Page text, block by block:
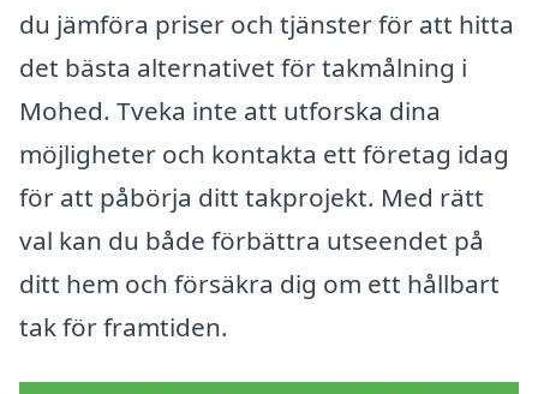
du jämföra priser och tjänster för att hitta
det bästa alternativet för takmålning i
Mohed. Tveka inte att utforska dina
möjligheter och kontakta ett företag idag
för att påbörja ditt takprojekt. Med rätt
val kan du både förbättra utseendet på
ditt hem och försäkra dig om ett hållbart
tak för framtiden.